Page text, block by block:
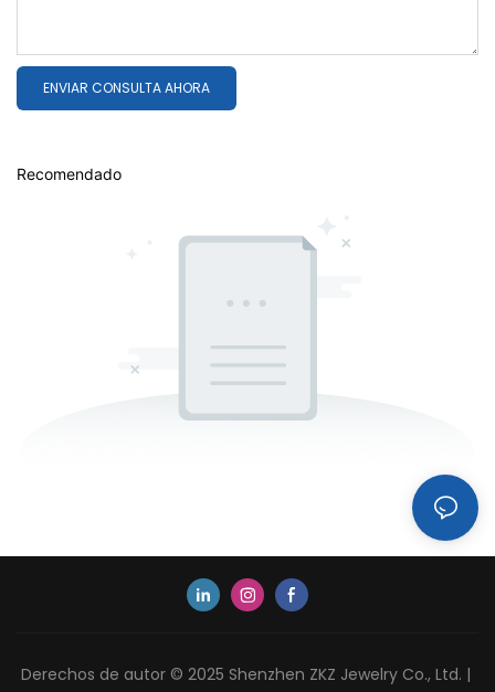
ENVIAR CONSULTA AHORA
Recomendado
Derechos de autor © 2025 Shenzhen ZKZ Jewelry Co., Ltd. |